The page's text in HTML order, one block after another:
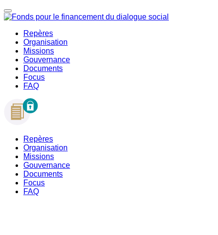
Repères
Organisation
Missions
Gouvernance
Documents
Focus
FAQ
Repères
Organisation
Missions
Gouvernance
Documents
Focus
FAQ